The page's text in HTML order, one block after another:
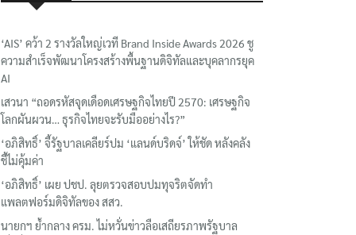
‘AIS’ คว้า 2 รางวัลใหญ่เวที Brand Inside Awards 2026 ชู
ความสำเร็จพัฒนาโครงสร้างพื้นฐานดิจิทัลและบุคลากรยุค
AI
เสวนา “ถอดรหัสจุดเดือดเศรษฐกิจไทยปี 2570: เศรษฐกิจ
โลกผันผวน… ธุรกิจไทยจะรับมืออย่างไร?”
‘อภิสิทธิ์’ จี้รัฐบาลเคลียร์ปม ‘แลนด์บริดจ์’ ให้ชัด หลังคลัง
ชี้ไม่คุ้มค่า
‘อภิสิทธิ์’ เผย ปชป. ลุยตรวจสอบปมทุจริตจัดทำ
แพลตฟอร์มดิจิทัลของ สสว.
นายกฯ ย้ำกลาง ครม. ไม่หวั่นข่าวลือเสถียรภาพรัฐบาล